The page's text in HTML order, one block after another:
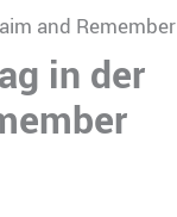
and Remember
in der